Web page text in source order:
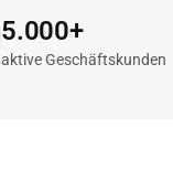
5.000+
aktive Geschäftskunden